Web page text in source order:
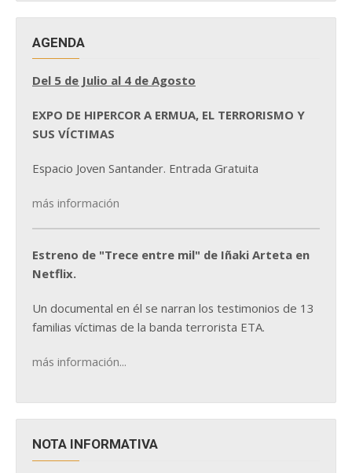
AGENDA
Del 5 de Julio al 4 de Agosto
EXPO DE HIPERCOR A ERMUA, EL TERRORISMO Y
SUS VÍCTIMAS
Espacio Joven Santander. Entrada Gratuita
más información
Estreno de "Trece entre mil" de Iñaki Arteta en
Netflix.
Un documental en él se narran los testimonios de 13
familias víctimas de la banda terrorista ETA.
más información...
NOTA INFORMATIVA